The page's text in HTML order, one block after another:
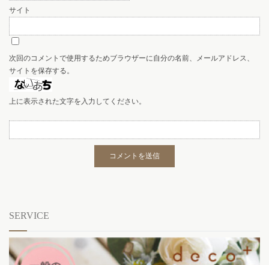
サイト
次回のコメントで使用するためブラウザーに自分の名前、メールアドレス、
サイトを保存する。
上に表示された文字を入力してください。
SERVICE